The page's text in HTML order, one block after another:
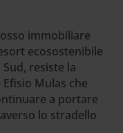
immobiliare
ecosostenibile
resiste la
Mulas che
a portare
lo stradello